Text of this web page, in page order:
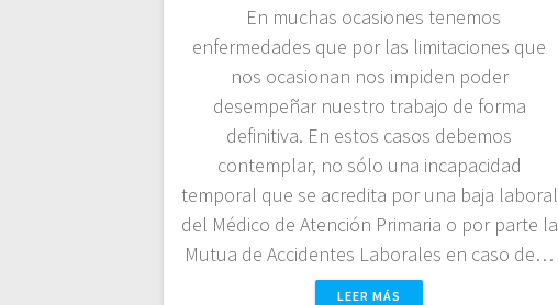
En muchas ocasiones tenemos
enfermedades que por las limitaciones que
nos ocasionan nos impiden poder
desempeñar nuestro trabajo de forma
definitiva. En estos casos debemos
contemplar, no sólo una incapacidad
temporal que se acredita por una baja laboral
del Médico de Atención Primaria o por parte la
Mutua de Accidentes Laborales en caso de…
LEER MÁS